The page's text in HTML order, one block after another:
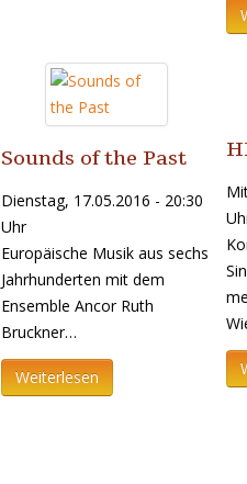
Sounds of the Past
Dienstag, 17.05.2016 - 20:30
Uhr
Europäische Musik aus sechs
Jahrhunderten mit dem
Ensemble Ancor Ruth
Bruckner…
Weiterlesen